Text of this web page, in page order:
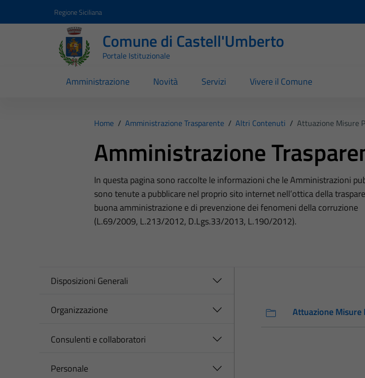
Regione Siciliana
Comune di Castell'Umberto
Portale Istituzionale
Amministrazione Novità Servizi Vivere il Comune
Home / Amministrazione Trasparente / Altri Contenuti / Attuazione Misure
Amministrazione
In questa pagina sono raccolte le informazioni che le Amministrazioni
sono tenute a pubblicare nel proprio sito internet nell’ottica della
buona amministrazione e di prevenzione dei fenomeni della corruzione
(L.69/2009, L.213/2012, D.Lgs.33/2013, L.190/2012).
Disposizioni Generali
Organizzazione
Consulenti e collaboratori
Personale
Attuazione Misure